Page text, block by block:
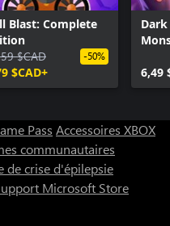
Blast: Complete
$CAD
$CAD+
-50%
6,49
Pass Accessoires XBOX
communautaires
de crise d'épilepsie
Microsoft Store